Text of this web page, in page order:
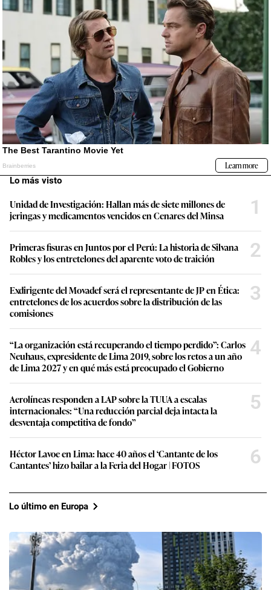
Lo más visto
Unidad de Investigación: Hallan más de siete millones de
jeringas y medicamentos vencidos en Cenares del Minsa
1
Primeras fisuras en Juntos por el Perú: La historia de Silvana
Robles y los entretelones del aparente voto de traición
2
Exdirigente del Movadef será el representante de JP en Ética:
entretelones de los acuerdos sobre la distribución de las
comisiones
3
“La organización está recuperando el tiempo perdido”: Carlos
Neuhaus, expresidente de Lima 2019, sobre los retos a un año
de Lima 2027 y en qué más está preocupado el Gobierno
4
Aerolíneas responden a LAP sobre la TUUA a escalas
internacionales: “Una reducción parcial deja intacta la
desventaja competitiva de fondo”
5
Héctor Lavoe en Lima: hace 40 años el ‘Cantante de los
Cantantes’ hizo bailar a la Feria del Hogar | FOTOS
6
Lo último en Europa